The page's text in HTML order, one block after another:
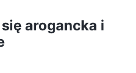
arogancka i